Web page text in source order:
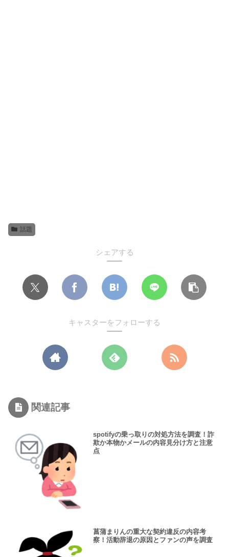
話題
シェアする
キャスターをフォローする
関連記事
spotifyの乗っ取りの対処方法を調査！詐
欺か本物かメールの内容見分け方と注意
点
菖蒲まりんの重大な契約違反の内容考
察！活動辞退の原因とファンの声を調査